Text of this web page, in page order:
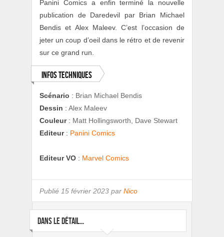
Panini Comics a enfin terminé la nouvelle
publication de Daredevil par Brian Michael
Bendis et Alex Maleev. C’est l’occasion de
jeter un coup d’oeil dans le rétro et de revenir
sur ce grand run.
Infos techniques
Scénario : Brian Michael Bendis
Dessin : Alex Maleev
Couleur: Matt Hollingsworth, Dave Stewart
Editeur: Panini Comics
Editeur VO : Marvel Comics
Publié 15 février 2023 par Nico
DANS LE DÉTAIL...